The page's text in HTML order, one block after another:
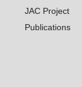
JAC Project
Publications